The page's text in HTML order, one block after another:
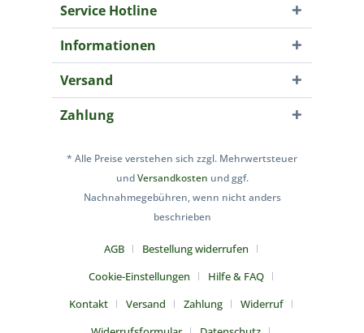
Service Hotline
Informationen
Versand
Zahlung
* Alle Preise verstehen sich zzgl. Mehrwertsteuer
undVersandkosten und ggf.
Nachnahmegebühren, wenn nicht anders
beschrieben
AGB
Bestellung widerrufen
Cookie-Einstellungen
Hilfe & FAQ
Kontakt
Versand Zahlung
Widerruf